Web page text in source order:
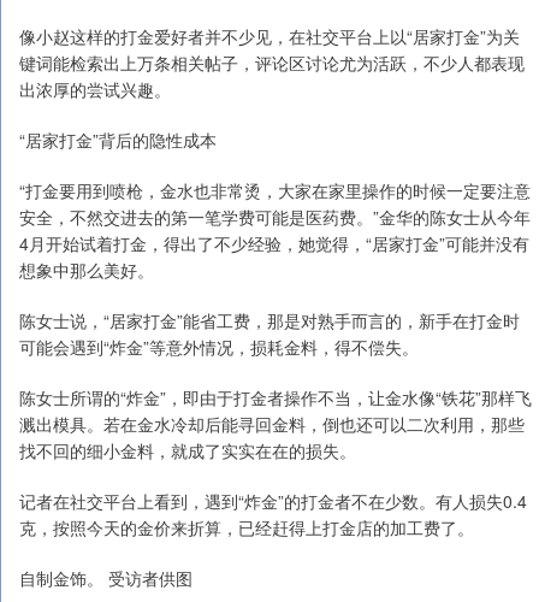
像小赵这样的打金爱好者并不少见，在社交平台上以“居家打金”为关
键词能检索出上万条相关帖子，评论区讨论尤为活跃，不少人都表现
出浓厚的尝试兴趣。
“居家打金”背后的隐性成本
“打金要用到喷枪，金水也非常烫，大家在家里操作的时候一定要注意
安全，不然交进去的第一笔学费可能是医药费。”金华的陈女士从今年
4月开始试着打金，得出了不少经验，她觉得，“居家打金”可能并没有
想象中那么美好。
陈女士说，“居家打金”能省工费，那是对熟手而言的，新手在打金时
可能会遇到“炸金”等意外情况，损耗金料，得不偿失。
陈女士所谓的“炸金”，即由于打金者操作不当，让金水像“铁花”那样飞
溅出模具。若在金水冷却后能寻回金料，倒也还可以二次利用，那些
找不回的细小金料，就成了实实在在的损失。
记者在社交平台上看到，遇到“炸金”的打金者不在少数。有人损失0.4
克，按照今天的金价来折算，已经赶得上打金店的加工费了。
自制金饰。 受访者供图